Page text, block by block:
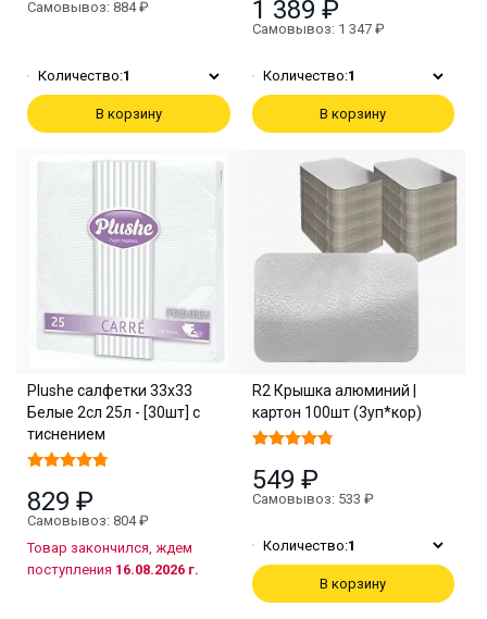
Самовывоз: 884 ₽
Количество:1
В корзину
1 389 ₽
Самовывоз: 1 347 ₽
Количество:1
В корзину
Plushe салфетки 33х33
Белые 2сл 25л - [30шт] с
тиснением
829 ₽
Самовывоз: 804 ₽
Товар закончился, ждем
поступления 16.08.2026 г.
R2 Крышка алюминий |
картон 100шт (3уп*кор)
549 ₽
Самовывоз: 533 ₽
Количество:1
В корзину